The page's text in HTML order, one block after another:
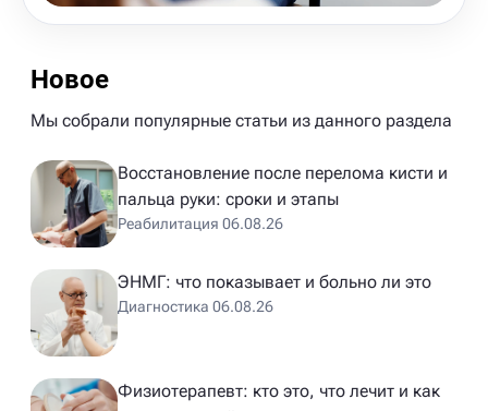
Новое
Мы собрали популярные статьи из данного раздела
Восстановление после перелома кисти и
пальца руки: сроки и этапы
Реабилитация 06.08.26
ЭНМГ: что показывает и больно ли это
Диагностика 06.08.26
Физиотерапевт: кто это, что лечит и как